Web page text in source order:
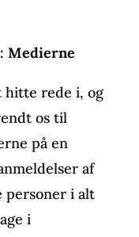
Medierne
hitte rede i, og
os til
på en
af
personer i alt
i